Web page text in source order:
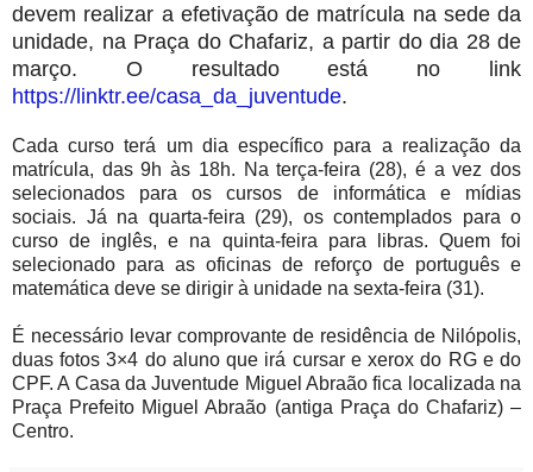
devem realizar a efetivação de matrícula na sede da
unidade, na Praça do Chafariz, a partir do dia 28 de
março. O resultado está no link
https://linktr.ee/casa_da_juventude.
Cada curso terá um dia específico para a realização da
matrícula, das 9h às 18h. Na terça-feira (28), é a vez dos
selecionados para os cursos de informática e mídias
sociais. Já na quarta-feira (29), os contemplados para o
curso de inglês, e na quinta-feira para libras. Quem foi
selecionado para as oficinas de reforço de português e
matemática deve se dirigir à unidade na sexta-feira (31).
É necessário levar comprovante de residência de Nilópolis,
duas fotos 3×4 do aluno que irá cursar e xerox do RG e do
CPF. A Casa da Juventude Miguel Abraão fica localizada na
Praça Prefeito Miguel Abraão (antiga Praça do Chafariz) –
Centro.